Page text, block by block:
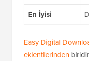
En İyisi
Easy Digital
eklentilerinden